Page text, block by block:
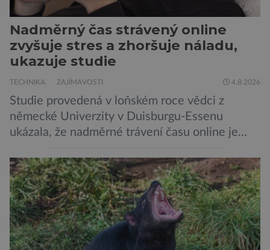
Nadměrný čas strávený online
zvyšuje stres a zhoršuje náladu,
ukazuje studie
TECHNIKA ZAJÍMAVOSTI 4.8.2026
Studie provedená v loňském roce vědci z
německé Univerzity v Duisburgu-Essenu
ukázala, že nadměrné trávení času online je
vede k zanedbávání dalších aktivit. Zúčastnilo
se jí 900 dospělých Němců, kteří uvedli, že se v
posledním roce alespoň jednou zapojili do hraní
her, sledování pornografie, sledování sociálních
sítí […]